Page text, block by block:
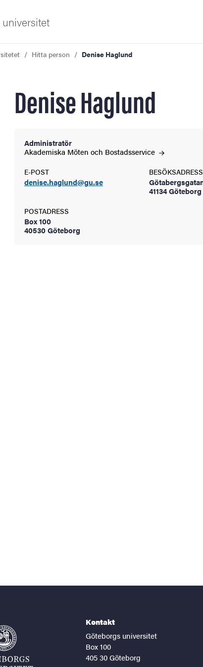
och innovation
oss
värderingar
och traditioner
Hitta person Denise Haglund
Denise Haglund
Administratör
Akademiska Möten och Bostadsservice
E-POST
denise.haglund@gu.se
BESÖKSADRESS
41134 Göteborg
POSTADRESS
Box 100
40530 Göteborg
Kontakt
Göteborgs universitet
Box 100
405 30 Göteborg